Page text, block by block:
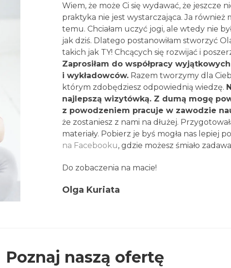
Wiem, że może Ci się wydawać, że jeszcze
praktyka nie jest wystarczająca. Ja również
temu. Chciałam uczyć jogi, ale wtedy nie
jak dziś. Dlatego postanowiłam stworzyć
takich jak TY! Chcących się rozwijać i
Zaprosiłam do współpracy
i wykładowców. Razem tworzymy dla
którym zdobędziesz odpowiednią wiedzę.
najlepszą wizytówką. Z dumą mogę
z powodzeniem pracuje w zawodzie
że zostaniesz z nami na dłużej.
materiały. Pobierz je byś mogła nas lepiej
na Facebooku, gdzie możesz śmiało
Do zobaczenia na macie!
Olga Kuriata
Poznaj naszą ofertę